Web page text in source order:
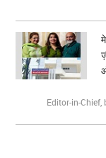
Editor-in-